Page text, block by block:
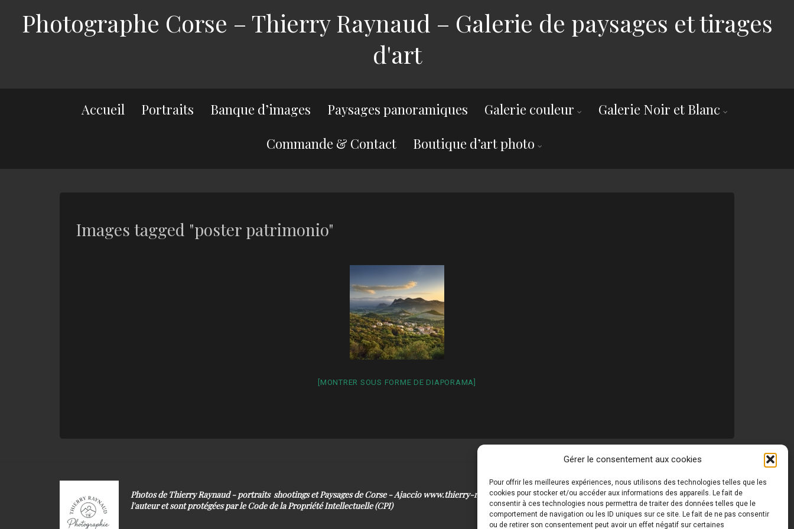
Gérer le consentement aux cookies
Pour offrir les meilleures expériences, nous utilisons des technologies telles que les
cookies pour stocker et/ou accéder aux informations des appareils. Le fait de
consentir à ces technologies nous permettra de traiter des données telles que le
comportement de navigation ou les ID uniques sur ce site. Le fait de ne pas consentir
ou de retirer son consentement peut avoir un effet négatif sur certaines
Photographe Corse – Thierry Raynaud – Galerie de paysages et tirages
d'art
Accueil Portraits Banque d’images Paysages panoramiques Galerie couleur
Galerie Noir et Blanc
Commande & Contact
Boutique d’art photo
Images tagged "poster patrimonio"
[MONTRER SOUS FORME DE DIAPORAMA]
Photos de Thierry Raynaud - portraits shootings et Paysages de Corse - Ajaccio www.thierry-raynaud.com © Toutes les photos de ce site sont la propriété de
l'auteur et sont protégées par le Code de la Propriété Intellectuelle (CPI)